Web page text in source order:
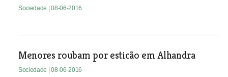
Sociedade | 08-06-2016
Menores roubam por esticão em Alhandra
Sociedade | 08-06-2016